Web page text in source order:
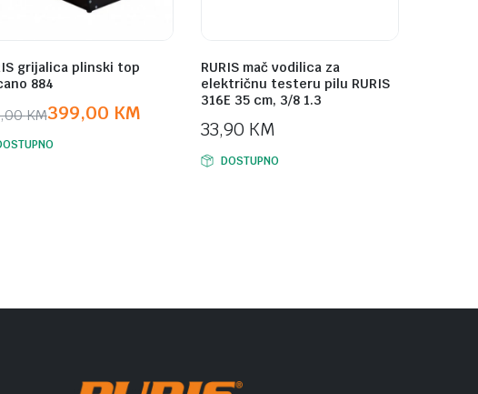
grijalica plinski top
884
KM399,00 KM
RURIS mač vodilica za
električnu testeru pilu RURIS
316E 35 cm, 3/8 1.3
33,90 KM
DOSTUPNO